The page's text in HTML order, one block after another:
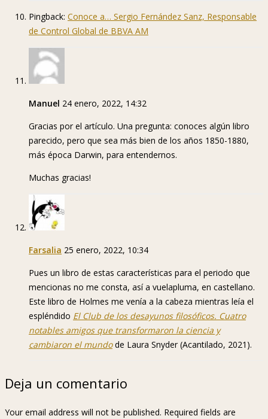
Pingback: Conoce a… Sergio Fernández Sanz, Responsable
de Control Global de BBVA AM
Manuel 24 enero, 2022, 14:32
Gracias por el artículo. Una pregunta: conoces algún libro
parecido, pero que sea más bien de los años 1850-1880,
más época Darwin, para entendernos.
Muchas gracias!
Farsalia 25 enero, 2022, 10:34
Pues un libro de estas características para el periodo que
mencionas no me consta, así a vuelapluma, en castellano.
Este libro de Holmes me venía a la cabeza mientras leía el
espléndido El Club de los desayunos filosóficos. Cuatro
notables amigos que transformaron la ciencia y
cambiaron el mundode Laura Snyder (Acantilado, 2021).
Deja un comentario
Your email address will not be published. Required fields are